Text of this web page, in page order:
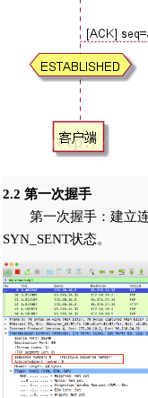
2.2 第一次握手
第一次握手：建立
SYN_SENT状态。